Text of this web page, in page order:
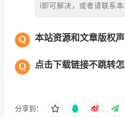
i即可解决，或者请联系本
本站资源和文章版权
点击下载链接不跳转怎
分享到：